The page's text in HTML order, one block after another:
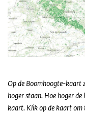
Op de Boomhoogte-kaart
hoger staan. Hoe hoger
kaart. Klik op de kaart om